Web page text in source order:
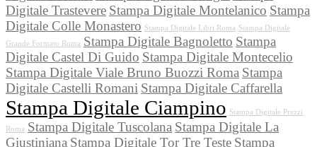
Digitale Trastevere Stampa Digitale Montelanico Stampa
Digitale Colle Monastero Stampa Digitale Libri Roma Stampa Digitale
Grande Formato Roma Stampa Digitale Bagnoletto Stampa
Digitale Castel Di Guido Stampa Digitale Montecelio
Stampa Digitale Viale Bruno Buozzi Roma Stampa
Digitale Castelli Romani Stampa Digitale Caffarella
Stampa Digitale Ciampino Stampa Digitale Prezzi
Roma Stampa Digitale Tuscolana Stampa Digitale La
Giustiniana Stampa Digitale Tor Tre Teste Stampa